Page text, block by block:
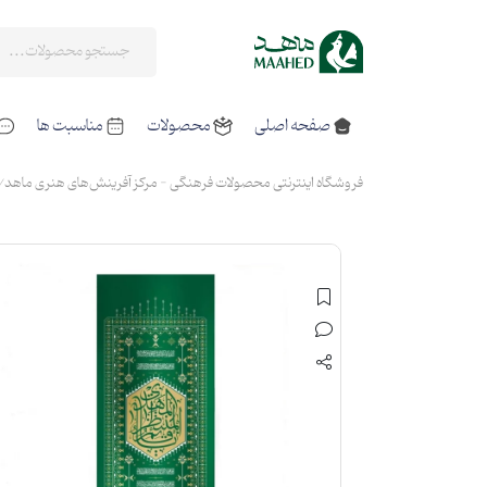
صفحه اصلی محصولات مناسبت ها
فروشگاه اینترنتی محصولات فرهنگی - مرکز آفرینش‌های هنری ماهد